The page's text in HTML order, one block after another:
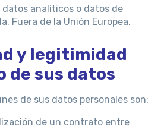
datos analíticos o datos de
Fuera de la Unión Europea.
y legitimidad
de sus datos
de sus datos personales son:
de un contrato entre